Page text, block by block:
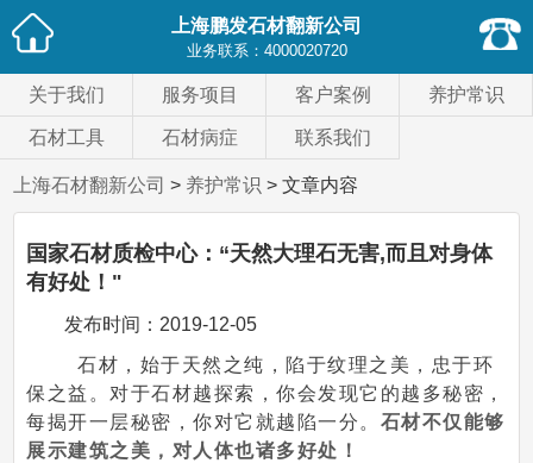
上海鹏发石材翻新公司
业务联系： 4000020720
关于我们 服务项目 客户案例 养护常识
石材工具 石材病症 联系我们
上海石材翻新公司 > 养护常识 > 文章内容
国家石材质检中心：“天然大理石无害,而且对身体
有好处！"
发布时间： 2019-12-05
石材，始于天然之纯，陷于纹理之美，忠于环
保之益。对于石材越探索，你会发现它的越多秘密，
每揭开一层秘密，你对它就越陷一分。 石材不仅能够
展示建筑之美，对人体也诸多好处！